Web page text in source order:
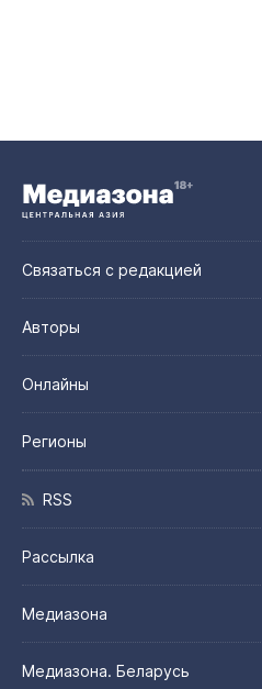
Связаться с редакцией
Авторы
Онлайны
Регионы
RSS
Рассылка
Медиазона
Медиазона. Беларусь